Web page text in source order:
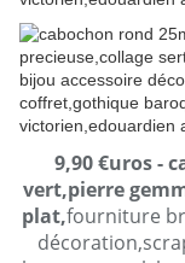
9,90 €uros -
vert,pierre
plat,fourniture